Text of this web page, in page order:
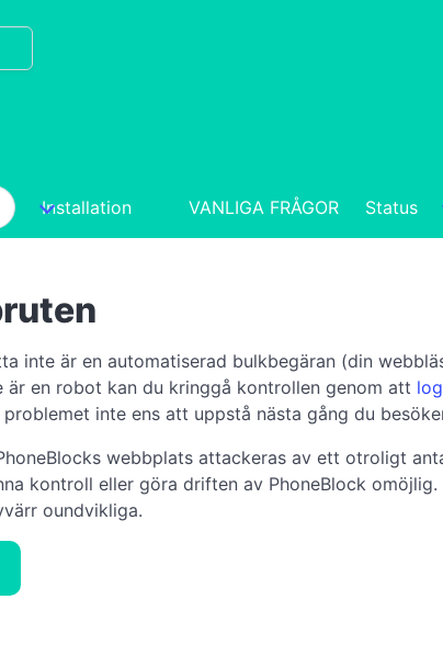
Installation VANLIGA FRÅGOR Status
inte är en automatiserad bulkbegäran (din
är en robot kan du kringgå kontrollen genom att
inte ens att uppstå nästa gång du
webbplats attackeras av ett otroligt
kontroll eller göra driften av PhoneBlock
oundvikliga.